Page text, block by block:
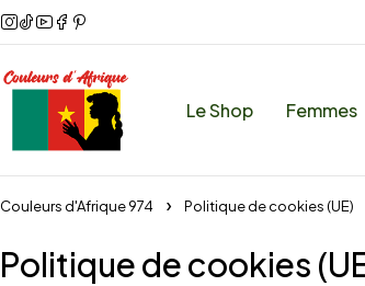
Le Shop Femmes
Couleurs d'Afrique 974 Politique de cookies (UE)
Politique de cookies